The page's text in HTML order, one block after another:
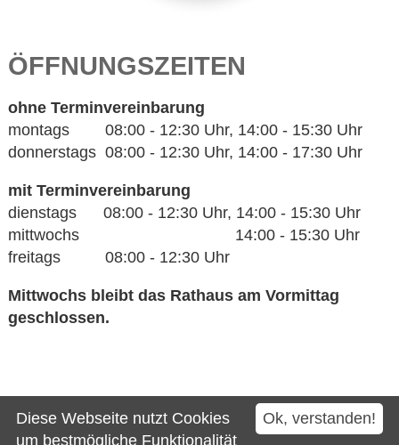
ÖFFNUNGSZEITEN
ohne Terminvereinbarung
montags 08:00 - 12:30 Uhr, 14:00 - 15:30 Uhr
donnerstags 08:00 - 12:30 Uhr, 14:00 - 17:30 Uhr
mit Terminvereinbarung
dienstags 08:00 - 12:30 Uhr, 14:00 - 15:30 Uhr
mittwochs 14:00 - 15:30 Uhr
freitags 08:00 - 12:30 Uhr
Mittwochs bleibt das Rathaus am Vormittag
geschlossen.
Kontakt
Impressum
Ok, verstanden!
Diese Webseite nutzt Cookies
um bestmögliche Funktionalität